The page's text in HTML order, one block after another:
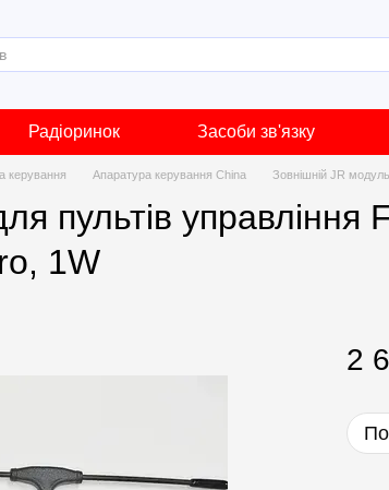
Радіоринок Засоби зв'язку
керування Апаратура керування China Зовнішній JR
пультів
1W
2